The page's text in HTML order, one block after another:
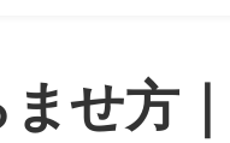
せ方